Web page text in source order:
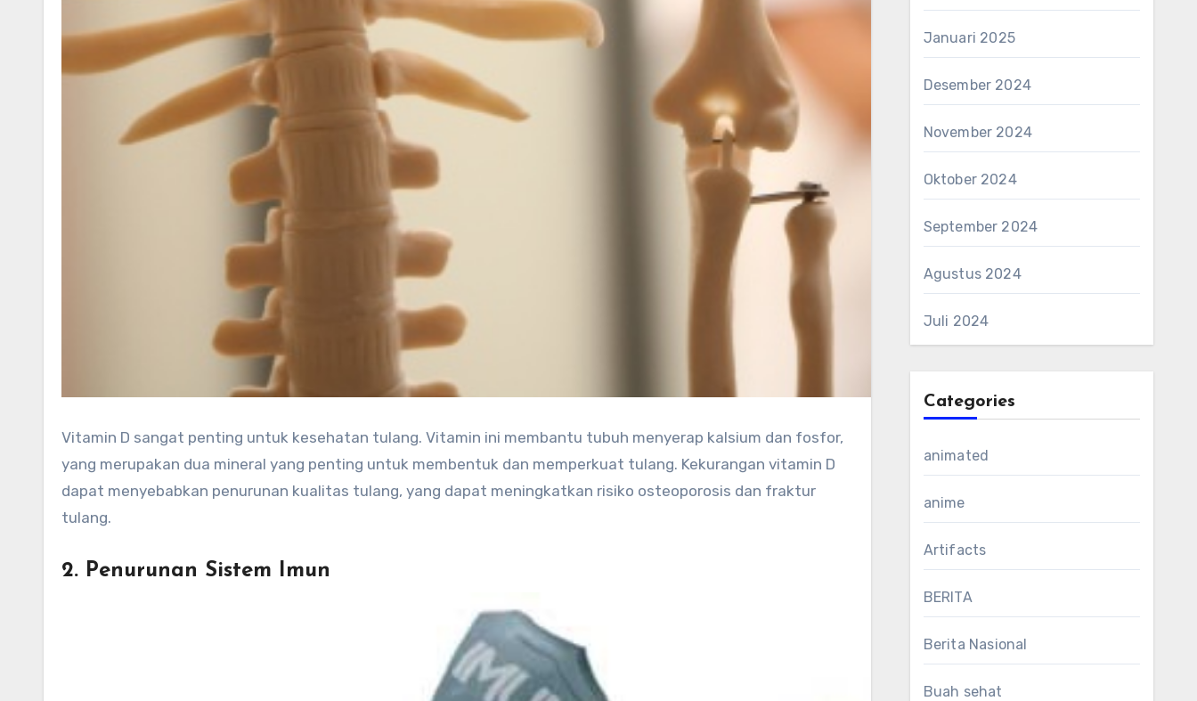
Vitamin D sangat penting untuk kesehatan tulang. Vitamin ini membantu tubuh menyerap kalsium dan fosfor,
yang merupakan dua mineral yang penting untuk membentuk dan memperkuat tulang. Kekurangan vitamin D
dapat menyebabkan penurunan kualitas tulang, yang dapat meningkatkan risiko osteoporosis dan fraktur
tulang.
2. Penurunan Sistem Imun
Januari 2025
Desember 2024
November 2024
Oktober 2024
September 2024
Agustus 2024
Juli 2024
Categories
animated
anime
Artifacts
BERITA
Berita Nasional
Buah sehat